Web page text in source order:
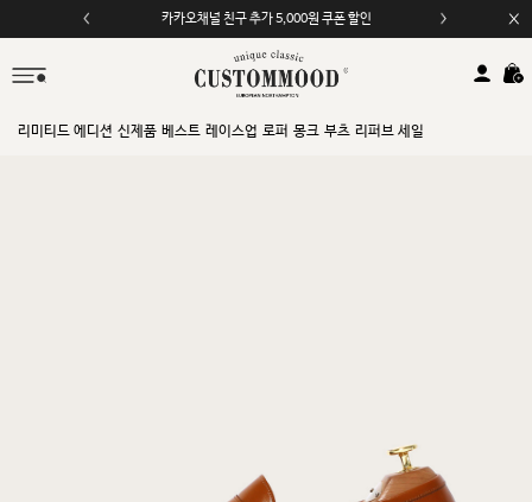
카카오채널 친구 추가 5,000원 쿠폰 할인
모바일 앱 자동 2,000원 할인
리미티드 에디션 신제품 베스트 레이스업 로퍼 몽크 부츠 리퍼브 세일